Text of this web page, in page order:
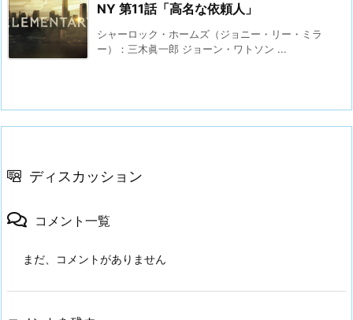
NY 第11話「高名な依頼人」
シャーロック・ホームズ（ジョニー・リー・ミラ
ー）：三木眞一郎 ジョーン・ワトソン ...
ディスカッション
コメント一覧
まだ、コメントがありません